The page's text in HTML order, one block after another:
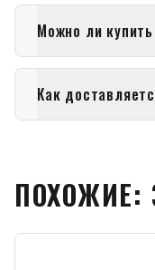
Можно ли
Как
ПОХОЖИЕ: